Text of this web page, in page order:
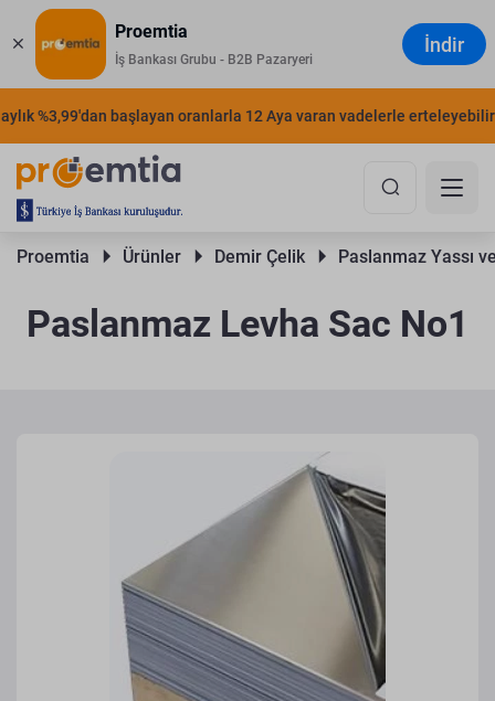
Proemtia
İş Bankası Grubu - B2B Pazaryeri
İndir
%3,99'dan başlayan oranlarla 12 Aya varan vadelerle
Proemtia Ürünler Demir Çelik Paslanmaz Yassı
Paslanmaz Levha Sac No1